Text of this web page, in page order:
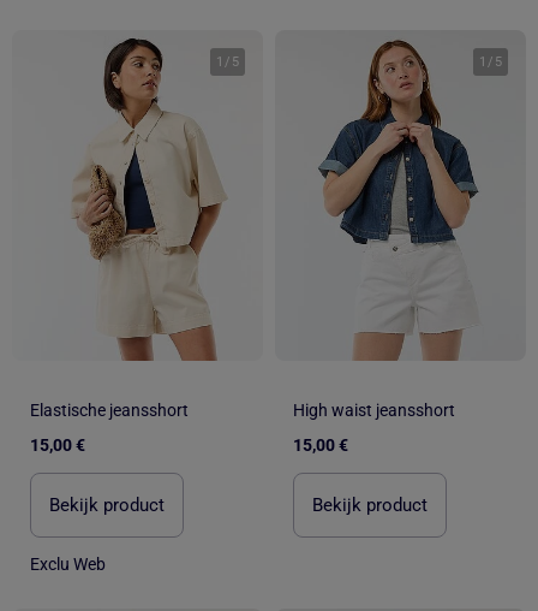
1 / 5
Elastische jeansshort
15,00 €
Bekijk product
Exclu Web
1 / 5
High waist jeansshort
15,00 €
Bekijk product